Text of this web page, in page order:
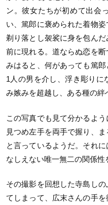
ン。彼女たちが初めて出会
い、篤郎に褒められた着物
剃り落とし袈裟に身を包ん
前に現れる。道ならぬ恋を
みはると、何があっても篤郎
1人の男を介し、浮き彫りに
み嫉みを超越し、ある種の絆
この写真でも見て分かるよ
見つめ左手を両手で握り、
と言っているようだ。それ
なしえない唯一無二の関係性
その撮影を回想した寺島し
てしまって、広末さんの手